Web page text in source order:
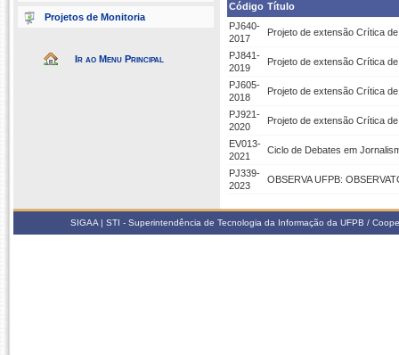
Projetos de Monitoria
Ir ao Menu Principal
Código Título
PJ640-
2017
Projeto de extensão Crítica
PJ841-
2019
Projeto de extensão Crítica
PJ605-
2018
Projeto de extensão Crítica
PJ921-
2020
Projeto de extensão Crítica
EV013-
2021
Ciclo de Debates em
PJ339-
2023
OBSERVA UFPB:
SIGAA | STI - Superintendência de Tecnologia da Informação da UFPB /